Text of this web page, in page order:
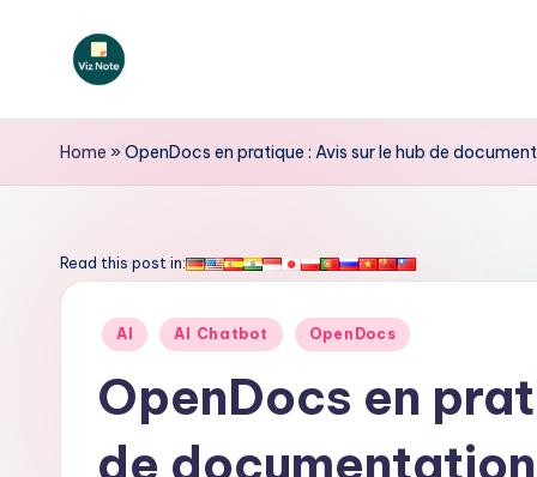
V
iz
o
Home »OpenDocs en pratique : Avis sur le hub de
Read this post in:
Posted
AI AI Chatbot OpenDocs
OpenDocs en
de